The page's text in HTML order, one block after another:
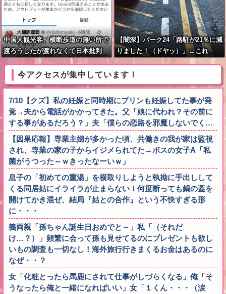
中国人観光客、横断歩道の無い所で
渡ろうしたが渡れなくて日本批判
【闇深】パーク24「路駐が21％に減
りました！（ドヤッ）」←これ
今アクセスが集中しています！
7/10【クズ】私の妊娠と同時期にプリンも妊娠してた事が発
覚→夫から電話がかかってきた。父「娘に代われ？その前に
する事があるだろう？」夫「僕らの恋路を邪魔しないでく…
【因果応報】専業主婦が多かった頃、共働きの我が家は監視
され、専業の家の子からイジメられてた→ボスの女子A「私
菌がうつった～ｗきったなーいｗ」
息子の「初めての重湯」を横取りしようと執拗に手出しして
くる同居姑にイライラが止まらない！何度断っても鍋の蓋を
開けてかき混ぜ、結局『姑との合作』という不快すぎる形
に・・・
義両親「孫ちゃん誕生日おめでと～」私「（それだ
け…？）」頻繁に会って孫も見せてるのにプレゼントも欲し
いもの調査も一切なし！海外旅行行きまくるお金はあるのに
なぜ・・？
女「化粧とったら馬鹿にされて仕事がしづらくなる」俺「そ
うなったら俺と一緒になればいい」女「１くん・・・（涙